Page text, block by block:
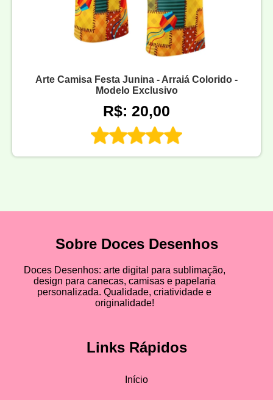
Arte Camisa Festa Junina - Arraiá Colorido -
Modelo Exclusivo
R$: 20,00
Sobre Doces Desenhos
Doces Desenhos: arte digital para sublimação,
design para canecas, camisas e papelaria
personalizada. Qualidade, criatividade e
originalidade!
Links Rápidos
Início